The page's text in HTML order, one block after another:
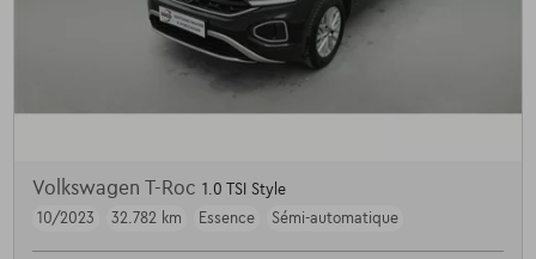
Volkswagen T-Roc 1.0 TSI Style
10/2023
32.782 km Essence Sémi-automatique